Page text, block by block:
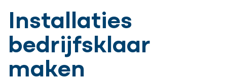
Installaties
bedrijfsklaar
maken